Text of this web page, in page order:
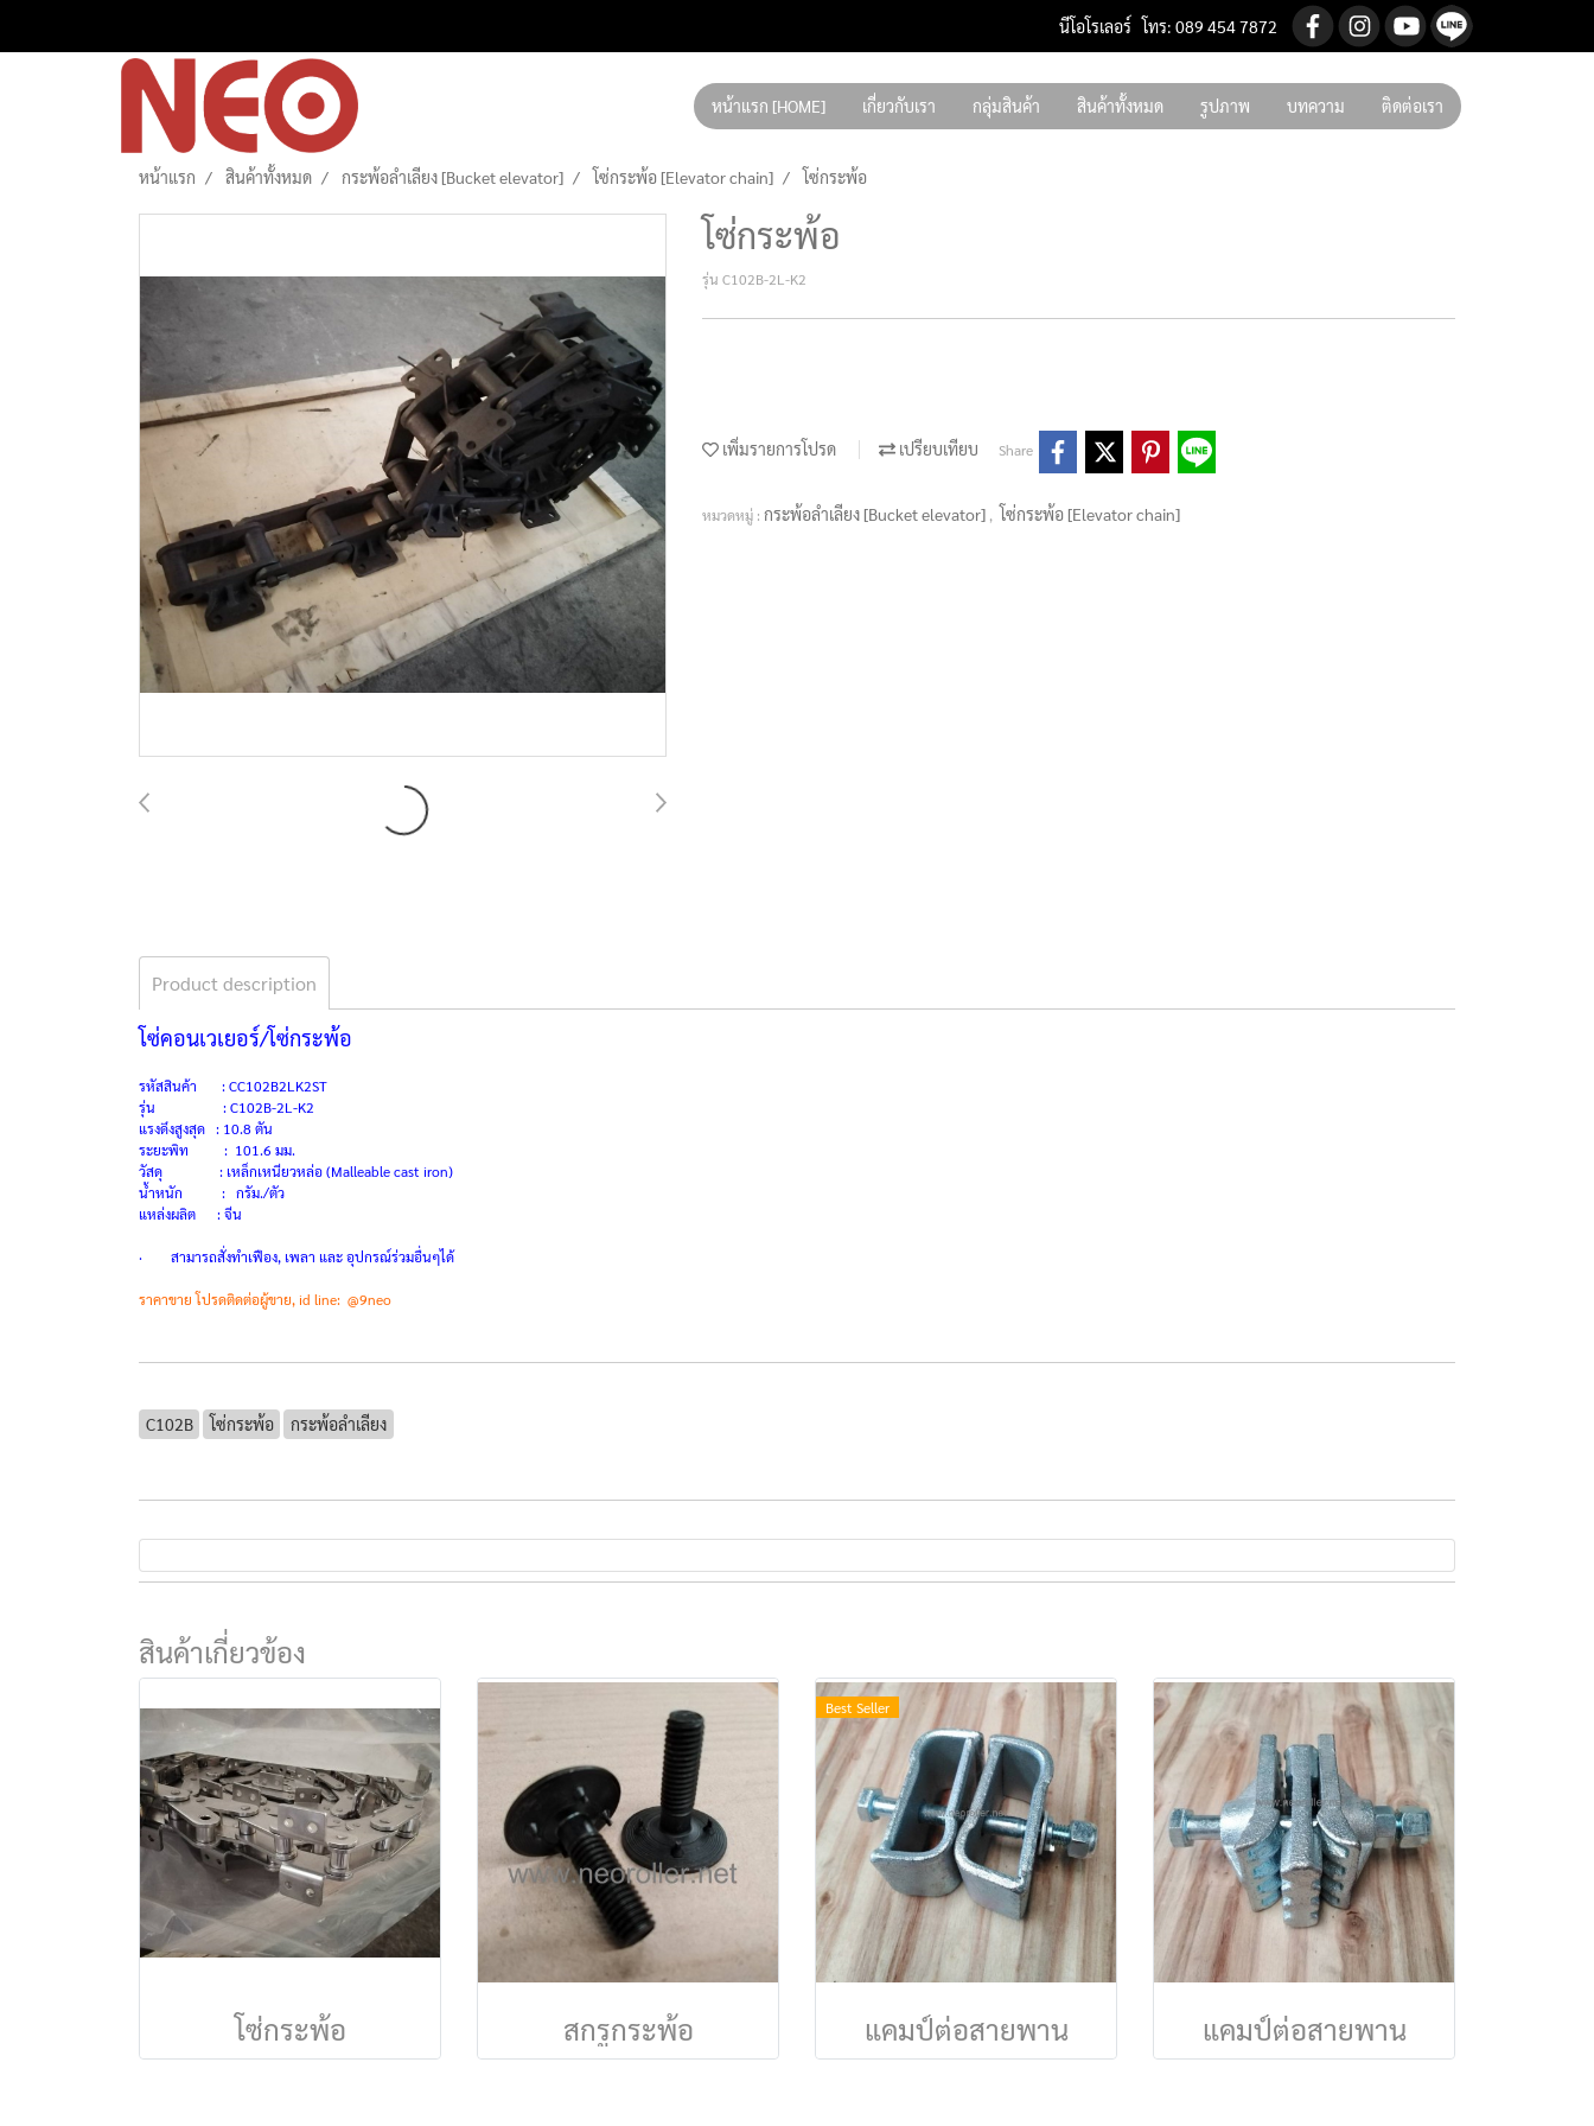
นีโอโรเลอร์ โทร: 089 454 7872
หน้าแรก [HOME] เกี่ยวกับเรา กลุ่มสินค้า สินค้าทั้งหมด รูปภาพ บทความ ติดต่อเรา
หน้าแรก สินค้าทั้งหมด กระพ้อลำเลียง [Bucket elevator] โซ่กระพ้อ [Elevator chain] โซ่กระพ้อ
โซ่กระพ้อ
รุ่น C102B-2L-K2
เพิ่มรายการโปรด เปรียบเทียบ Share
หมวดหมู่ : กระพ้อลำเลียง [Bucket elevator] , โซ่กระพ้อ [Elevator chain]
Product description
โซ่คอนเวเยอร์/โซ่กระพ้อ
รหัสสินค้า : CC102B2LK2ST
รุ่น : C102B-2L-K2
แรงดึงสูงสุด : 10.8 ตัน
ระยะพิท : 101.6 มม.
วัสดุ : เหล็กเหนียวหล่อ (Malleable cast iron)
น้ำหนัก : กรัม./ตัว
แหล่งผลิต : จีน
· สามารถสั่งทำเฟือง, เพลา และ อุปกรณ์ร่วมอื่นๆได้
ราคาขาย โปรดติดต่อผู้ขาย, id line: @9neo
C102B โซ่กระพ้อ กระพ้อลำเลียง
สินค้าเกี่ยวข้อง
โซ่กระพ้อ สกรูกระพ้อ
Best Seller
แคมป์ต่อสายพาน แคมป์ต่อสายพาน